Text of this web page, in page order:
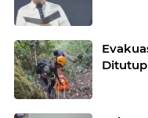
Ditutup